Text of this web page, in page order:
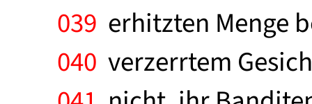
039 erhitzten Menge
040 verzerrtem